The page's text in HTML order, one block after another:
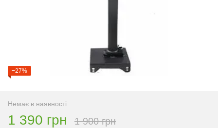
−27%
Немає в наявності
1 390 грн 1 900 грн